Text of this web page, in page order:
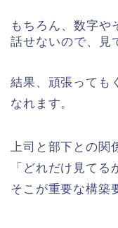
もちろん、数字や
話せないので、見
結果、頑張っても
なれます。
上司と部下との関
「どれだけ見てる
そこが重要な構築